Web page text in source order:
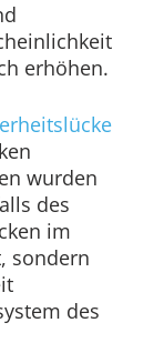
erhöhen.
wurden
des
im
sondern
des